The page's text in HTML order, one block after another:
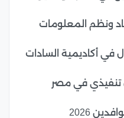
ونظم المعلومات
في أكاديمية السادات
تنفيذي في مصر
2026